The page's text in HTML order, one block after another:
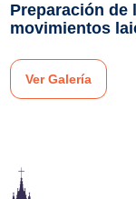
Preparación de
movimientos
Ver Galería